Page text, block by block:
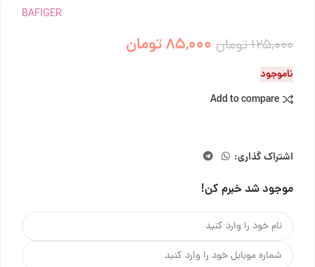
BAFIGER
125,000تومان 85,000تومان
ناموجود
Add to compare
اشتراک گذاری:
موجود شد خبرم کن!